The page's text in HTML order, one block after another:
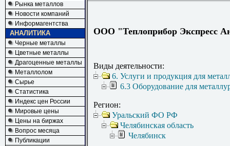
Рынка металлов
Новости компаний
Информагентства
АНАЛИТИКА
Черные металлы
Цветные металлы
Драгоценные металлы
Металлолом
Сырье
Статистика
Индекс цен России
Мировые цены
Цены на биржах
Вопрос месяца
Публикации
ООО "Теплоприбор Экспресс
Виды деятельности:
6. Услуги и продукция для
6.3 Оборудование для
Регион:
Уральский ФО РФ
Челябинская область
Челябинск